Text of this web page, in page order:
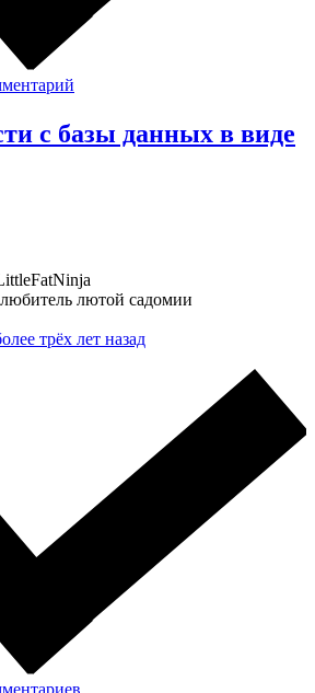
с базы данных в виде
лютой садомии
трёх лет назад